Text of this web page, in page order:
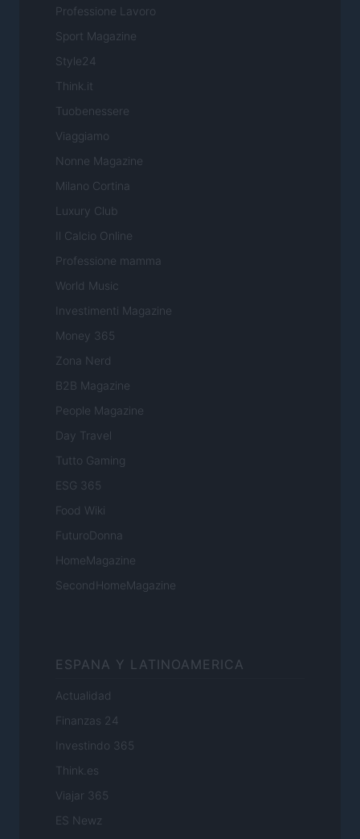
Professione Lavoro
Sport Magazine
Style24
Think.it
Tuobenessere
Viaggiamo
Nonne Magazine
Milano Cortina
Luxury Club
Il Calcio Online
Professione mamma
World Music
Investimenti Magazine
Money 365
Zona Nerd
B2B Magazine
People Magazine
Day Travel
Tutto Gaming
ESG 365
Food Wiki
FuturoDonna
HomeMagazine
SecondHomeMagazine
ESPANA Y LATINOAMERICA
Actualidad
Finanzas 24
Investindo 365
Think.es
Viajar 365
ES Newz